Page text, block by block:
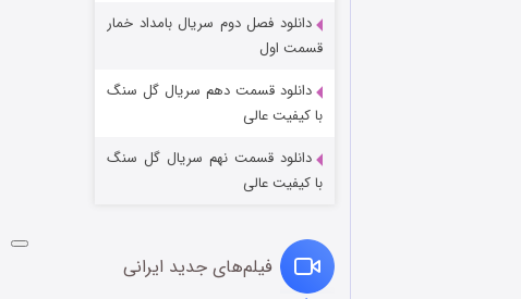
شکست استوارت در نجات جهان
قسمت ۷ (زیرنویس) منتشر شد
دانلود فصل دوم سریال بامداد خمار
قسمت اول
دانلود قسمت دهم سریال گل سنگ
با کیفیت عالی
دانلود قسمت نهم سریال گل سنگ
با کیفیت عالی
فیلم‌های جدید ایرانی